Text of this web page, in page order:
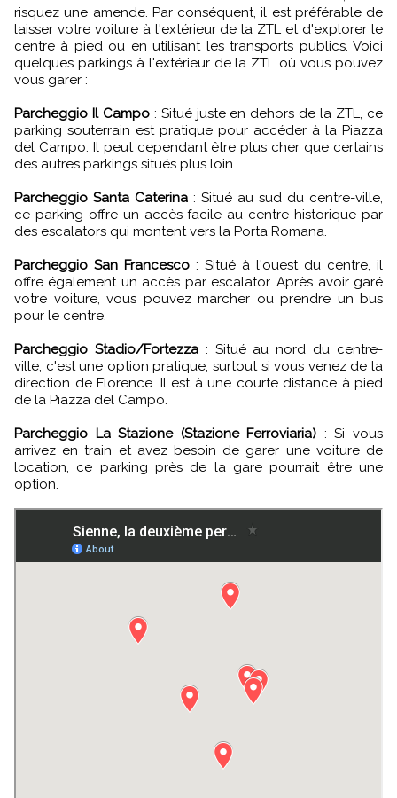
risquez une amende. Par conséquent, il est préférable de
laisser votre voiture à l'extérieur de la ZTL et d'explorer le
centre à pied ou en utilisant les transports publics. Voici
quelques parkings à l'extérieur de la ZTL où vous pouvez
vous garer :
Parcheggio Il Campo: Situé juste en dehors de la ZTL, ce
parking souterrain est pratique pour accéder à la Piazza
del Campo. Il peut cependant être plus cher que certains
des autres parkings situés plus loin.
Parcheggio Santa Caterina : Situé au sud du centre-ville,
ce parking offre un accès facile au centre historique par
des escalators qui montent vers la Porta Romana.
Parcheggio San Francesco : Situé à l'ouest du centre, il
offre également un accès par escalator. Après avoir garé
votre voiture, vous pouvez marcher ou prendre un bus
pour le centre.
Parcheggio Stadio/Fortezza: Situé au nord du centre-
ville, c'est une option pratique, surtout si vous venez de la
direction de Florence. Il est à une courte distance à pied
de la Piazza del Campo.
Parcheggio La Stazione (Stazione Ferroviaria) : Si vous
arrivez en train et avez besoin de garer une voiture de
location, ce parking près de la gare pourrait être une
option.